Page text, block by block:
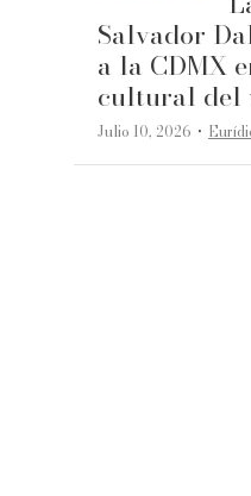
Salvador
a la CDMX
cultural del
Julio 10, 2026 ·